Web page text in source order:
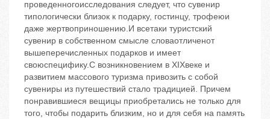
проведенногоисследования следует, что сувенир
типологически близок к подарку, гостинцу, трофеюи
даже жертвоприношению.И всетаки туристский
сувенир в собственном смысле словаотличенот
вышеперечисленных подарков и имеет
своюспецифику.С возникновением в XIXвеке и
развитием массового туризма привозить с собой
сувениры из путешествий стало традицией. Причем
понравившиеся вещицы приобретались не только для
того, чтобы подарить близким, но и для себя на память